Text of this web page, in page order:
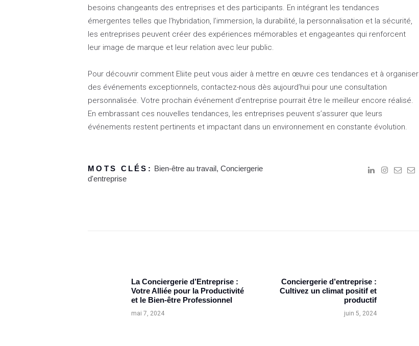
besoins changeants des entreprises et des participants. En intégrant les tendances
émergentes telles que l’hybridation, l’immersion, la durabilité, la personnalisation et la sécurité,
les entreprises peuvent créer des expériences mémorables et engageantes qui renforcent
leur image de marque et leur relation avec leur public.
Pour découvrir comment Eliite peut vous aider à mettre en œuvre ces tendances et à organiser
des événements exceptionnels, contactez-nous dès aujourd’hui pour une consultation
personnalisée. Votre prochain événement d’entreprise pourrait être le meilleur encore réalisé.
En embrassant ces nouvelles tendances, les entreprises peuvent s’assurer que leurs
événements restent pertinents et impactant dans un environnement en constante évolution.
MOTS CLÉS: Bien-être au travail, Conciergerie
d'entreprise
l’article
Post
précédent:
La Conciergerie d’Entreprise :
Votre Alliée pour la Productivité
et le Bien-être Professionnel
mai 7, 2024
post:
Conciergerie d’entreprise :
Cultivez un climat positif et
productif
juin 5, 2024